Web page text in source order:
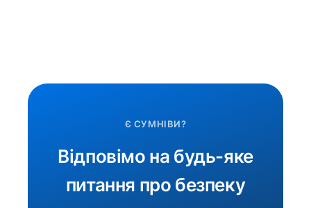
Є СУМНІВИ?
Відповімо на будь-яке
питання про безпеку